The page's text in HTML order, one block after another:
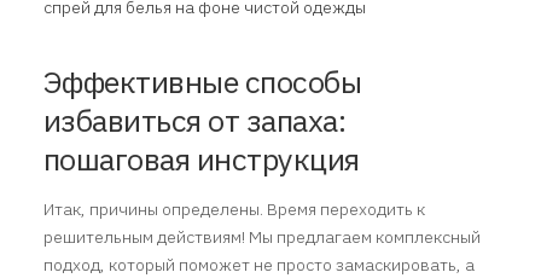
Эффективные способы
избавиться от запаха:
пошаговая инструкция
Итак, причины определены. Время переходить к
решительным действиям! Мы предлагаем комплексный
подход, который поможет не просто замаскировать, а